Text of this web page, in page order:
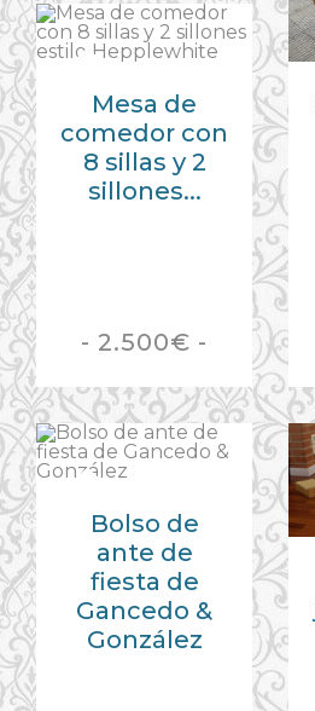
Mesa de
comedor con
8 sillas y 2
sillones...
- 2.500€ -
Bolso de
ante de
fiesta de
Gancedo &
González